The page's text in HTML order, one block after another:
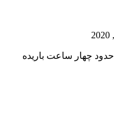
در حدود چهار ساعت باریده